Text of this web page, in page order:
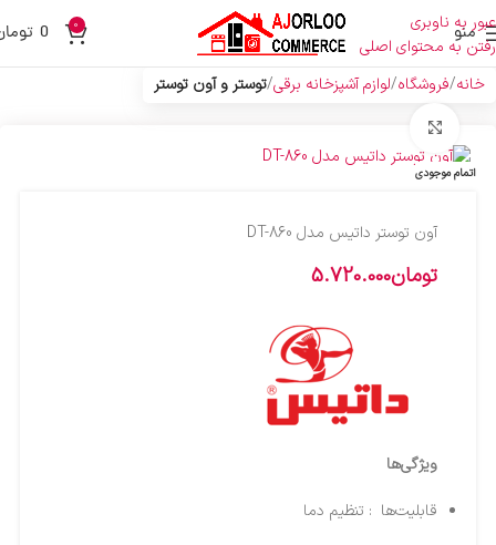
عبور به ناوبری
رفتن به محتوای اصلی
منو 0
0
خانه فروشگاه لوازم آشپزخانه برقی توستر و آون توستر
اتمام موجودی
آون توستر داتیس مدل DT-860
تومان5.720.000
ویژگی‌ها
قابلیت‌ها : تنظیم دما